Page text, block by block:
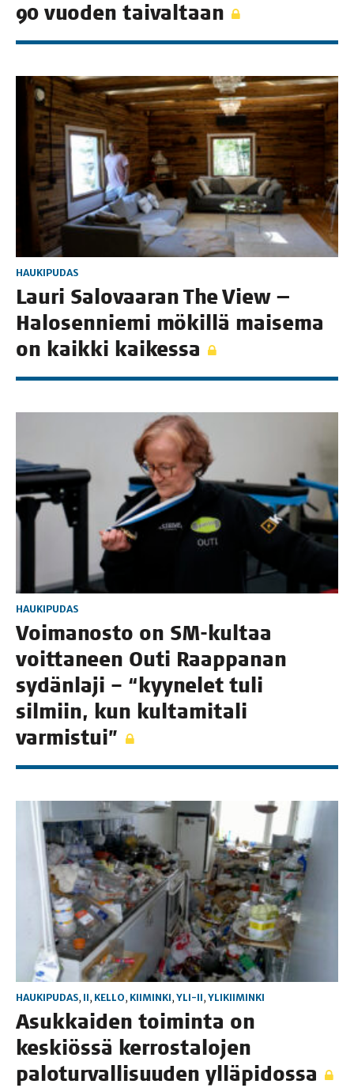
90 vuo­den taivaltaan
HAUKIPUDAS
Lau­ri Salo­vaa­ran The View —
Halo­sen­nie­mi mökil­lä mai­se­ma
on kaik­ki kaikessa
HAUKIPUDAS
Voi­ma­nos­to on SM-kul­taa
voit­ta­neen Outi Raap­pa­nan
sydän­la­ji – “kyy­ne­let tuli
sil­miin, kun kul­ta­mi­ta­li
varmistui”
HAUKIPUDAS, II, KELLO, KIIMINKI, YLI-II, YLIKIIMINKI
Asuk­kai­den toi­min­ta on
kes­kiös­sä ker­ros­ta­lo­jen
palo­tur­val­li­suu­den ylläpidossa